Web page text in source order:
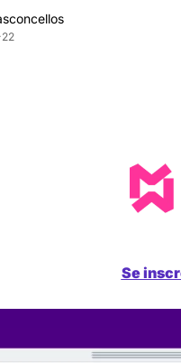
Se